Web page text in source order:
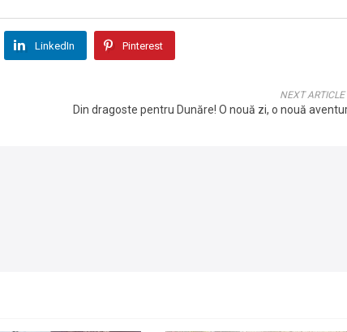
LinkedIn Pinterest
NEXT ARTICLE
Din dragoste pentru Dunăre! O nouă zi, o nouă